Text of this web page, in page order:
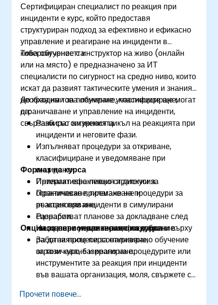
Сертифициран специалист по реакция при
инциденти е курс, който предоставя
структуриран подход за ефективно и ефикасно
управление и реагиране на инциденти в
киберсигурността.
Това обучение с инструктор на живо (онлайн
или на място) е предназначено за ИТ
специалисти по сигурност на средно ниво, които
искат да развият тактическите умения и знания,
необходими за планиране, класифициране,
ограничаване и управление на инциденти,
свързани със сигурността.
До края на това обучение участниците ще могат
да:
Разбират жизнения цикъл на реакцията при
инциденти и неговите фази.
Изпълняват процедури за откриване,
класифициране и уведомяване при
инциденти.
Прилагат ефективно стратегии за
ограничаване, премахване и
възстановяване.
Разработват планове за докладване след
инцидент и непрекъснато подобрение.
Формат на курса
Интерактивна лекция и дискусия.
Практическо прилагане на процедури за
реакция при инциденти в симулирани
сценарии.
Насочвани упражнения, фокусирани върху
работни процеси за откриване,
ограничаване и реагиране.
Опции за персонализиране на курса
За да заявите персонализирано обучение
за този курс, базирано на процедурите или
инструментите за реакция при инциденти
във вашата организация, моля, свържете се
Прочети повече...